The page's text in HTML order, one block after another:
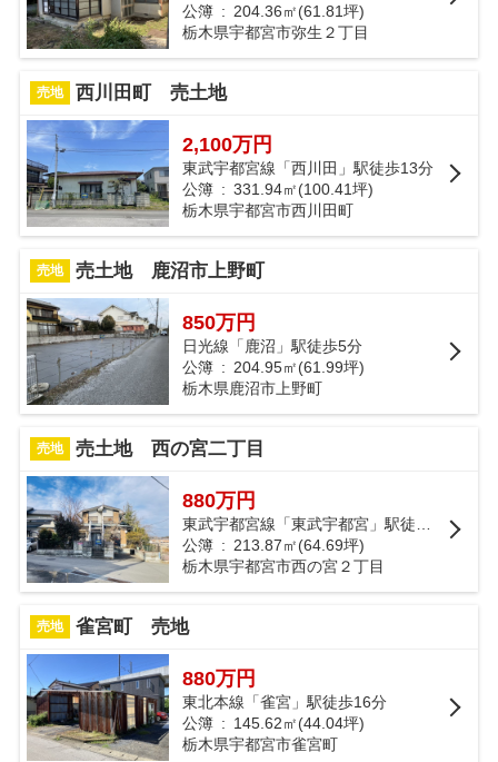
公簿 : 204.36㎡(61.81坪)
栃木県宇都宮市弥生２丁目
売地 西川田町 売土地
2,100万円
東武宇都宮線「西川田」駅徒歩13分
公簿 : 331.94㎡(100.41坪)
栃木県宇都宮市西川田町
売地 売土地 鹿沼市上野町
850万円
日光線「鹿沼」駅徒歩5分
公簿 : 204.95㎡(61.99坪)
栃木県鹿沼市上野町
売地 売土地 西の宮二丁目
880万円
公簿 : 213.87㎡(64.69坪)
栃木県宇都宮市西の宮２丁目
売地 雀宮町 売地
880万円
東北本線「雀宮」駅徒歩16分
公簿 : 145.62㎡(44.04坪)
栃木県宇都宮市雀宮町